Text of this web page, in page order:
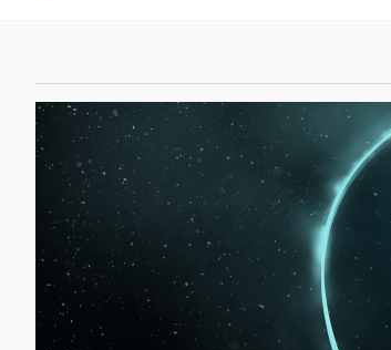
a
la
navegación